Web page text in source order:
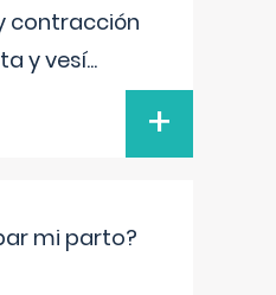
contracción
y vesí...
+
mi parto?